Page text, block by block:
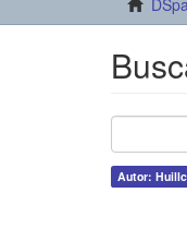
Autor: